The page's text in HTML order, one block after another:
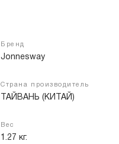
Регистрация
Бренд
Jonnesway
Страна производитель
ТАЙВАНЬ (КИТАЙ)
Вес
1.27 кг.